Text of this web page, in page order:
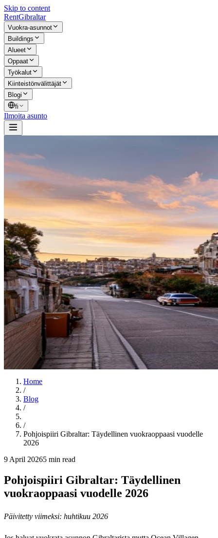
Skip to content
RentGibraltar
Vuokra-asunnot
Buildings
Alueet
Oppaat
Työkalut
Kiinteistönvälittäjät
Blogi
fi
Ilmoita asunto
Home
/
Blog
/
/
Pohjoispiiri Gibraltar: Täydellinen vuokraoppaasi vuodelle
2026
9 April 20265 min read
Pohjoispiiri Gibraltar: Täydellinen
vuokraoppaasi vuodelle 2026
Päivitetty viimeksi: huhtikuu 2026